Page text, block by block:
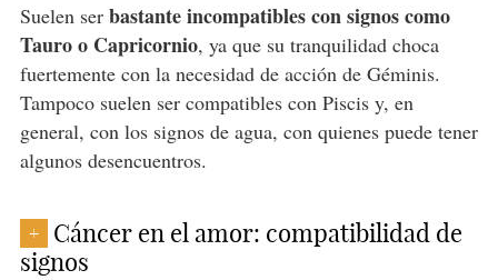
Suelen ser bastante incompatibles con signos como
Tauro o Capricornio, ya que su tranquilidad choca
fuertemente con la necesidad de acción de Géminis.
Tampoco suelen ser compatibles con Piscis y, en
general, con los signos de agua, con quienes puede tener
algunos desencuentros.
+
Cáncer en el amor: compatibilidad de
signos